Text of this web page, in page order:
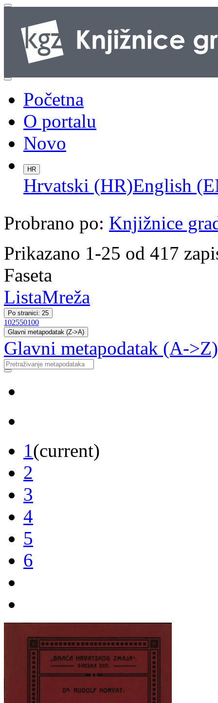
Početna
O portalu
Novo
HR
Hrvatski (HR)English
Probrano po: Knjižnice
Prikazano 1-25 od 417
Faseta
ListaMreža
Po stranici: 25
102550100
Glavni metapodatak (Z->A)
Glavni metapodatak (A->Z)
1(current)
2
3
4
5
6